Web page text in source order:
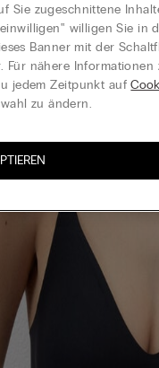
Sie zugeschnittene
willigen Sie in
Banner mit der
Für nähere Informationen
jedem Zeitpunkt auf
zu ändern.